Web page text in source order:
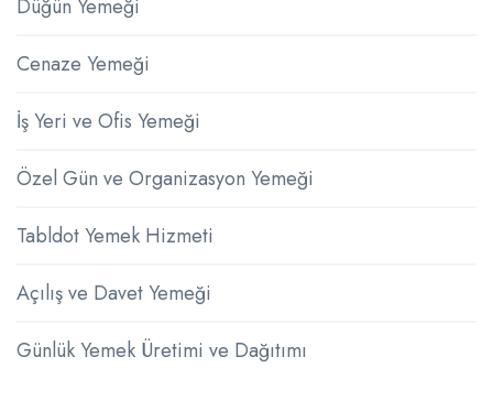
Düğün Yemeği
Cenaze Yemeği
İş Yeri ve Ofis Yemeği
Özel Gün ve Organizasyon Yemeği
Tabldot Yemek Hizmeti
Açılış ve Davet Yemeği
Günlük Yemek Üretimi ve Dağıtımı